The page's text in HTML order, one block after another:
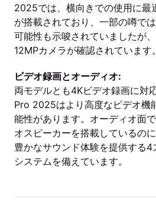
2025では、横向きでの使用に最
が搭載されており、一部の噂で
可能性も示唆されていましたが
12MPカメラが確認されています。
ビデオ録画とオーディオ:
両モデルとも4Kビデオ録画に対
Pro 2025はより高度なビデオ機
能性があります。オーディオ面
オスピーカーを搭載しているの
豊かなサウンド体験を提供する
システムを備えています。